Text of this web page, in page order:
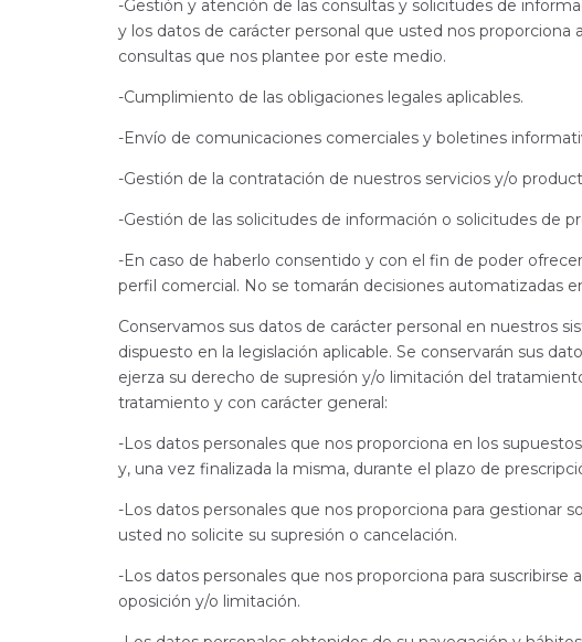
-Gestión y atención de las consultas y solicitudes de
y los datos de carácter personal que usted nos
consultas que nos plantee por este medio.
-Cumplimiento de las obligaciones legales aplicables.
-Envío de comunicaciones comerciales y boletines
-Gestión de la contratación de nuestros servicios y/o
-Gestión de las solicitudes de información o solicitudes de
-En caso de haberlo consentido y con el fin de poder
perfil comercial. No se tomarán decisiones automatizadas
Conservamos sus datos de carácter personal en nuestros
dispuesto en la legislación aplicable. Se conservarán sus
ejerza su derecho de supresión y/o limitación del
tratamiento y con carácter general:
-Los datos personales que nos proporciona en los
y, una vez finalizada la misma, durante el plazo de
-Los datos personales que nos proporciona para gestionar
usted no solicite su supresión o cancelación.
-Los datos personales que nos proporciona para
oposición y/o limitación.